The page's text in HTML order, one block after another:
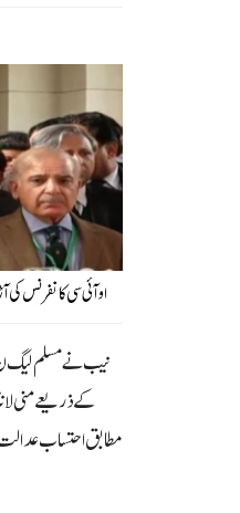
او آئی سی کانفرنس
کے ذریعے منی
مطابق احتساب عدالت